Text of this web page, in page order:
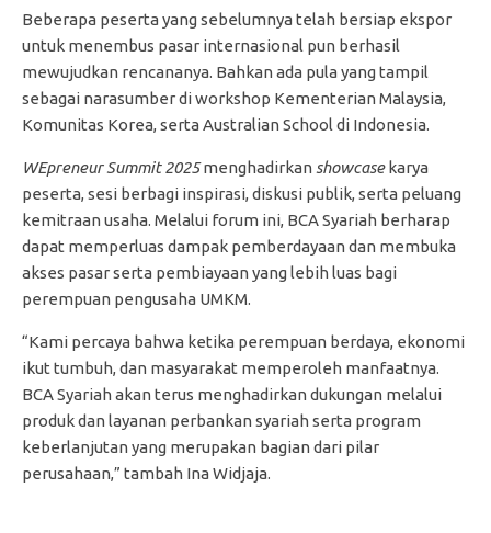
Beberapa peserta yang sebelumnya telah bersiap ekspor
untuk menembus pasar internasional pun berhasil
mewujudkan rencananya. Bahkan ada pula yang tampil
sebagai narasumber di workshop Kementerian Malaysia,
Komunitas Korea, serta Australian School di Indonesia.
WEpreneur Summit 2025menghadirkan showcasekarya
peserta, sesi berbagi inspirasi, diskusi publik, serta peluang
kemitraan usaha. Melalui forum ini, BCA Syariah berharap
dapat memperluas dampak pemberdayaan dan membuka
akses pasar serta pembiayaan yang lebih luas bagi
perempuan pengusaha UMKM.
“Kami percaya bahwa ketika perempuan berdaya, ekonomi
ikut tumbuh, dan masyarakat memperoleh manfaatnya.
BCA Syariah akan terus menghadirkan dukungan melalui
produk dan layanan perbankan syariah serta program
keberlanjutan yang merupakan bagian dari pilar
perusahaan,” tambah Ina Widjaja.